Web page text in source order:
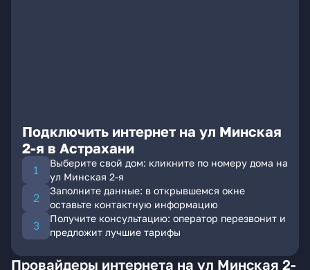
Подключить интернет на ул Минская
2-я в Астрахани
Выберите свой дом: кликните по номеру дома на
ул Минская 2-я
Заполните данные: в открывшемся окне
оставьте контактную информацию
Получите консультацию: оператор перезвонит и
предложит лучшие тарифы
Провайдеры интернета на ул Минская 2-